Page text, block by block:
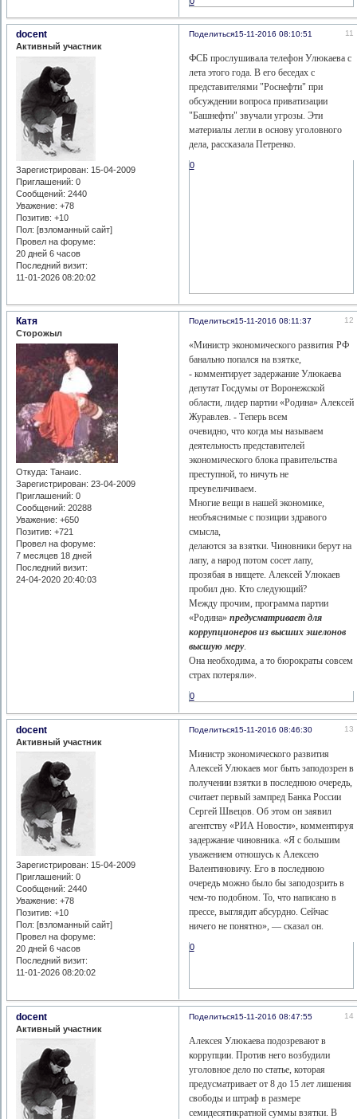
Поделиться 11
15-11-2016 08:10:51
docent
Активный участник
Зарегистрирован: 15-04-2009
Приглашений: 0
Сообщений: 2440
Уважение: +78
Позитив: +10
Пол: [взломанный сайт]
Провел на форуме:
20 дней 6 часов
Последний визит:
11-01-2026 08:20:02
ФСБ прослушивала телефон Улюкаева с
лета этого года. В его беседах с
представителями "Роснефти" при
обсуждении вопроса приватизации
"Башнефти" звучали угрозы. Эти
материалы легли в основу уголовного
дела, рассказала Петренко.
0
Поделиться 12
15-11-2016 08:11:37
Катя
Сторожыл
Откуда: Танаис.
Зарегистрирован: 23-04-2009
Приглашений: 0
Сообщений: 20288
Уважение: +650
Позитив: +721
Провел на форуме:
7 месяцев 18 дней
Последний визит:
24-04-2020 20:40:03
«Министр экономического развития РФ
банально попался на взятке,
- комментирует задержание Улюкаева
депутат Госдумы от Воронежской
области, лидер партии «Родина» Алексей
Журавлев. - Теперь всем
очевидно, что когда мы называем
деятельность представителей
экономического блока правительства
преступной, то ничуть не
преувеличиваем.
Многие вещи в нашей экономике,
необъяснимые с позиции здравого
смысла,
делаются за взятки. Чиновники берут на
лапу, а народ потом сосет лапу,
прозябая в нищете. Алексей Улюкаев
пробил дно. Кто следующий?
Между прочим, программа партии
«Родина» предусматривает для
коррупционеров из высших эшелонов
высшую меру.
Она необходима, а то бюрократы совсем
страх потеряли».
0
Поделиться 13
15-11-2016 08:46:30
docent
Активный участник
Зарегистрирован: 15-04-2009
Приглашений: 0
Сообщений: 2440
Уважение: +78
Позитив: +10
Пол: [взломанный сайт]
Провел на форуме:
20 дней 6 часов
Последний визит:
11-01-2026 08:20:02
Министр экономического развития
Алексей Улюкаев мог быть заподозрен в
получении взятки в последнюю очередь,
считает первый зампред Банка России
Сергей Швецов. Об этом он заявил
агентству «РИА Новости», комментируя
задержание чиновника. «Я с большим
уважением отношусь к Алексею
Валентиновичу. Его в последнюю
очередь можно было бы заподозрить в
чем-то подобном. То, что написано в
прессе, выглядит абсурдно. Сейчас
ничего не понятно», — сказал он.
0
Поделиться 14
15-11-2016 08:47:55
docent
Активный участник
Алексея Улюкаева подозревают в
коррупции. Против него возбудили
уголовное дело по статье, которая
предусматривает от 8 до 15 лет лишения
свободы и штраф в размере
семидесятикратной суммы взятки. В